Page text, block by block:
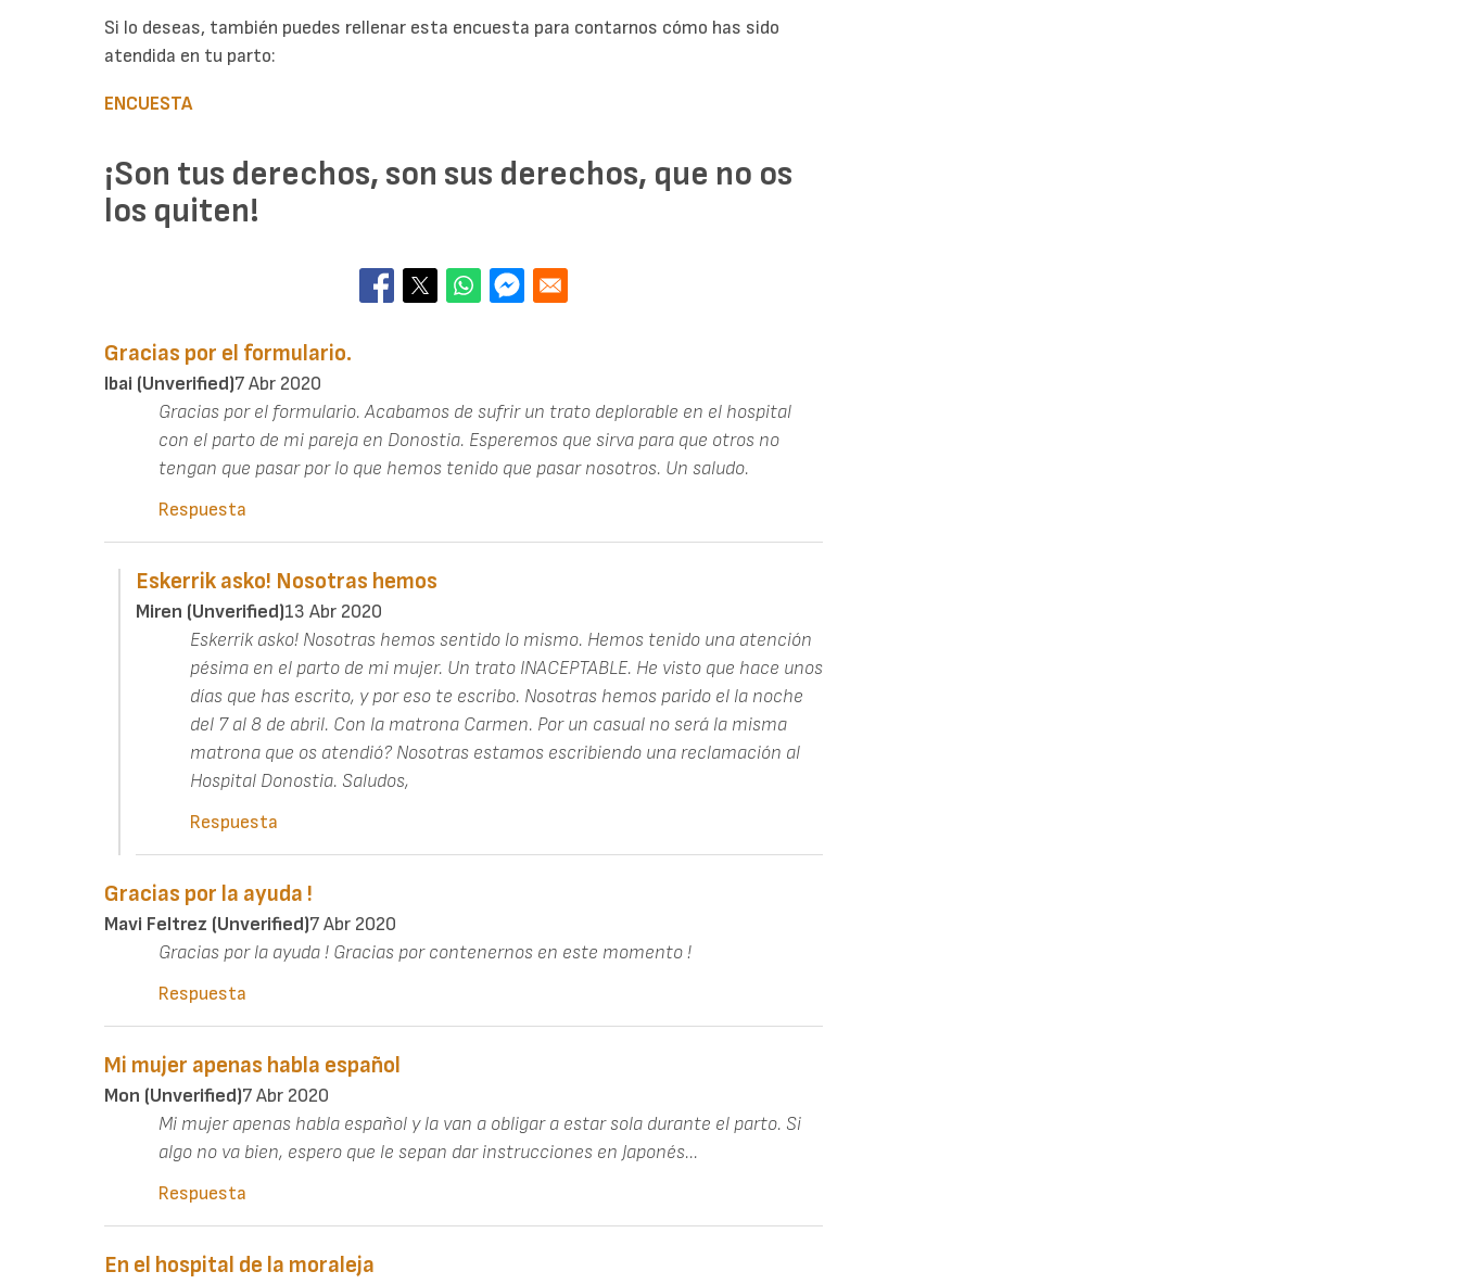
Si lo deseas, también puedes rellenar esta encuesta para contarnos cómo has sido
atendida en tu parto:
ENCUESTA
¡Son tus derechos, son sus derechos, que no os
los quiten!
Gracias por el formulario.
Ibai (unverified)7 Abr 2020
Gracias por el formulario. Acabamos de sufrir un trato deplorable en el hospital
con el parto de mi pareja en Donostia. Esperemos que sirva para que otros no
tengan que pasar por lo que hemos tenido que pasar nosotros. Un saludo.
Respuesta
Eskerrik asko! Nosotras hemos
Miren (unverified)13 Abr 2020
Eskerrik asko! Nosotras hemos sentido lo mismo. Hemos tenido una atención
pésima en el parto de mi mujer. Un trato INACEPTABLE. He visto que hace unos
días que has escrito, y por eso te escribo. Nosotras hemos parido el la noche
del 7 al 8 de abril. Con la matrona Carmen. Por un casual no será la misma
matrona que os atendió? Nosotras estamos escribiendo una reclamación al
Hospital Donostia. Saludos,
Respuesta
Gracias por la ayuda !
Mavi Feltrez (unverified)7 Abr 2020
Gracias por la ayuda ! Gracias por contenernos en este momento !
Respuesta
Mi mujer apenas habla español
Mon (unverified)7 Abr 2020
Mi mujer apenas habla español y la van a obligar a estar sola durante el parto. Si
algo no va bien, espero que le sepan dar instrucciones en Japonés...
Respuesta
En el hospital de la moraleja